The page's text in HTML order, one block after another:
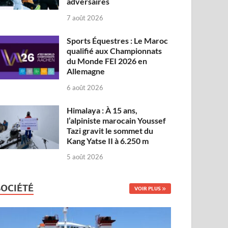
7 août 2026
Sports Équestres : Le Maroc
qualifié aux Championnats
du Monde FEI 2026 en
Allemagne
6 août 2026
Himalaya : À 15 ans,
l’alpiniste marocain Youssef
Tazi gravit le sommet du
Kang Yatse II à 6.250 m
5 août 2026
VOIR PLUS